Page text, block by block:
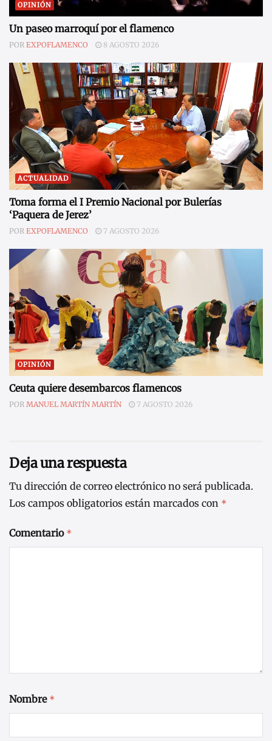
OPINIÓN
Un paseo marroquí por el flamenco
POR EXPOFLAMENCO 8 AGOSTO 2026
ACTUALIDAD
Toma forma el I Premio Nacional por Bulerías
‘Paquera de Jerez’
POR EXPOFLAMENCO 7 AGOSTO 2026
OPINIÓN
Ceuta quiere desembarcos flamencos
POR MANUEL MARTÍN MARTÍN 7 AGOSTO 2026
Deja una respuesta
Tu dirección de correo electrónico no será publicada.
Los campos obligatorios están marcados con *
Comentario *
Nombre *